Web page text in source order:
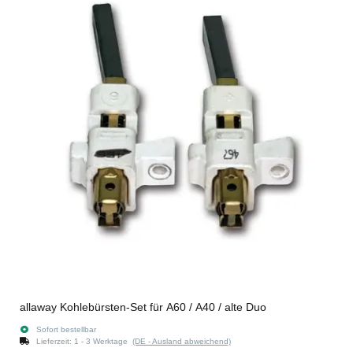
allaway Kohlebürsten-Set für A60 / A40 / alte Duo
Sofort bestellbar
Lieferzeit: 1 - 3 Werktage (DE - Ausland abweichend)